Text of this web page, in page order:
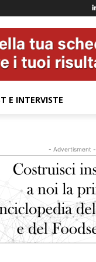
E INTERVISTE
- Advertisment -